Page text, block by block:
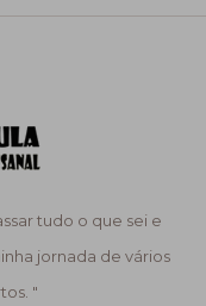
tudo o que sei e
jornada de vários
"